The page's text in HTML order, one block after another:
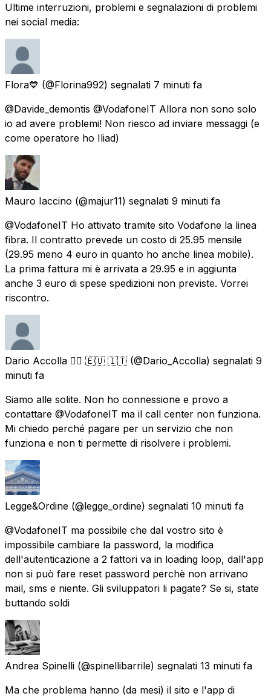
Ultime interruzioni, problemi e segnalazioni di problemi
nei social media:
Flora💙 (@Florina992) segnalati 7 minuti fa
@Davide_demontis @VodafoneIT Allora non sono solo
io ad avere problemi! Non riesco ad inviare messaggi (e
come operatore ho Iliad)
Mauro Iaccino (@majur11) segnalati 9 minuti fa
@VodafoneIT Ho attivato tramite sito Vodafone la linea
fibra. Il contratto prevede un costo di 25.95 mensile
(29.95 meno 4 euro in quanto ho anche linea mobile).
La prima fattura mi è arrivata a 29.95 e in aggiunta
anche 3 euro di spese spedizioni non previste. Vorrei
riscontro.
Dario Accolla 🏳️‍🌈 🇪🇺 🇮🇹 (@Dario_Accolla) segnalati 9
minuti fa
Siamo alle solite. Non ho connessione e provo a
contattare @VodafoneIT ma il call center non funziona.
Mi chiedo perché pagare per un servizio che non
funziona e non ti permette di risolvere i problemi.
Legge&Ordine (@legge_ordine) segnalati 10 minuti fa
@VodafoneIT ma possibile che dal vostro sito è
impossibile cambiare la password, la modifica
dell'autenticazione a 2 fattori va in loading loop, dall'app
non si può fare reset password perchè non arrivano
mail, sms e niente. Gli sviluppatori li pagate? Se si, state
buttando soldi
Andrea Spinelli (@spinellibarrile) segnalati 13 minuti fa
Ma che problema hanno (da mesi) il sito e l'app di